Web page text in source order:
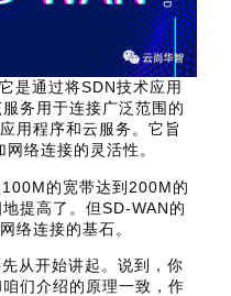
是通过将SDN技术应用
务用于连接广泛范围的
用程序和云服务。它旨
络连接的灵活性。
的宽带达到200M的
提高了。但SD-WAN的
络连接的基石。
从开始讲起。说到，你
们介绍的原理一致，作